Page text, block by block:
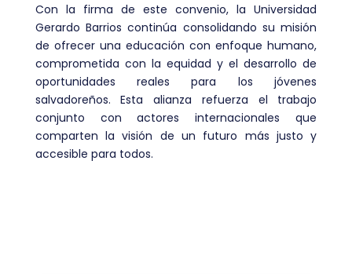
Con la firma de este convenio, la Universidad
Gerardo Barrios continúa consolidando su misión
de ofrecer una educación con enfoque humano,
comprometida con la equidad y el desarrollo de
oportunidades reales para los jóvenes
salvadoreños. Esta alianza refuerza el trabajo
conjunto con actores internacionales que
comparten la visión de un futuro más justo y
accesible para todos.